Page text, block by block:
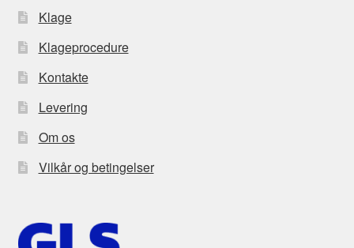
Klage
Klageprocedure
Kontakte
Levering
Om os
Vilkår og betingelser